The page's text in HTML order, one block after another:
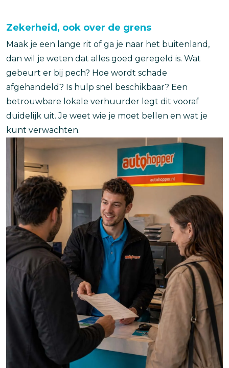
Zekerheid, ook over de grens
Maak je een lange rit of ga je naar het buitenland,
dan wil je weten dat alles goed geregeld is. Wat
gebeurt er bij pech? Hoe wordt schade
afgehandeld? Is hulp snel beschikbaar? Een
betrouwbare lokale verhuurder legt dit vooraf
duidelijk uit. Je weet wie je moet bellen en wat je
kunt verwachten.
Afbeelding